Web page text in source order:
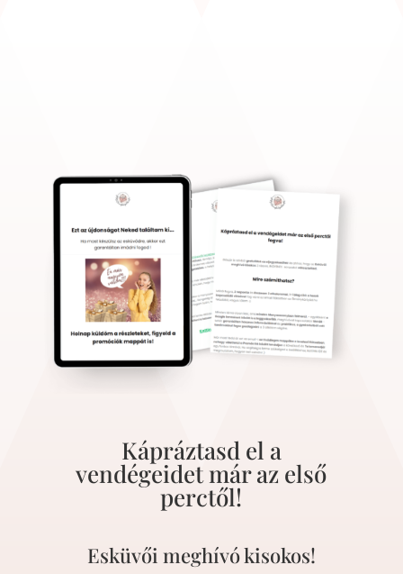
Kápráztasd el a
vendégeidet már az első
perctől!
Esküvői meghívó kisokos!